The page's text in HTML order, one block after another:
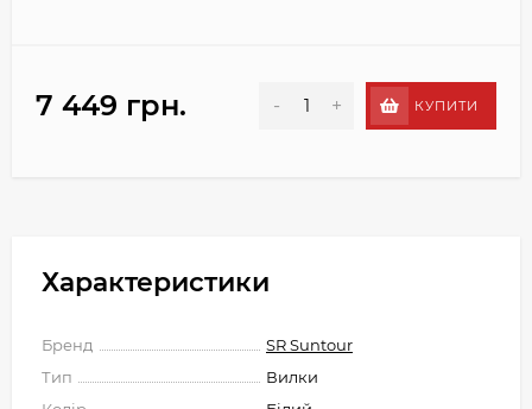
7 449 грн. - + КУПИТИ
Характеристики
Бренд
SR Suntour
Тип
Вилки